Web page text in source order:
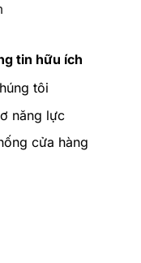
tin hữu ích
tôi
năng lực
cửa hàng